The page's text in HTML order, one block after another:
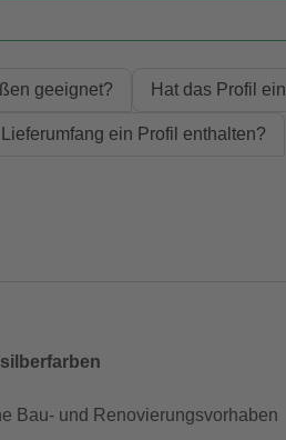
geeignet? Hat das Profil
Lieferumfang ein Profil enthalten?
Bau- und Renovierungsvorhaben